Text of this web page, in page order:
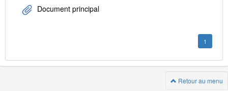
Document principal
1
Retour au menu